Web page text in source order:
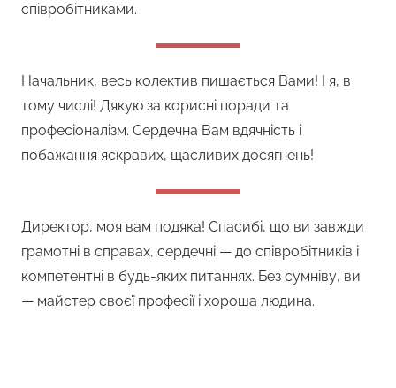
співробітниками.
Начальник, весь колектив пишається Вами! І я, в
тому числі! Дякую за корисні поради та
професіоналізм. Сердечна Вам вдячність і
побажання яскравих, щасливих досягнень!
Директор, моя вам подяка! Спасибі, що ви завжди
грамотні в справах, сердечні — до співробітників і
компетентні в будь-яких питаннях. Без сумніву, ви
— майстер своєї професії і хороша людина.